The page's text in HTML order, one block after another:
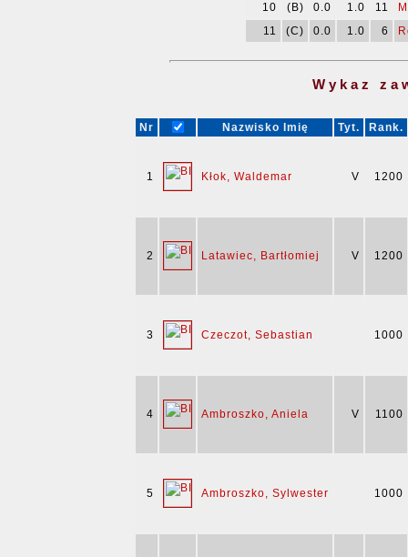
10
(B) 0.0 1.0 11
11
(C) 0.0 1.0 6
Wykaz
Nr Nazwisko Imię Tyt. Rank.
1 Kłok, Waldemar V 1200
2 Latawiec, Bartłomiej V 1200
3 Czeczot, Sebastian 1000
4 Ambroszko, Aniela V 1100
5 Ambroszko, Sylwester 1000